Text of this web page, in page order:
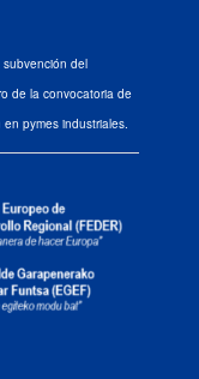
del
de la convocatoria de
pymes industriales.